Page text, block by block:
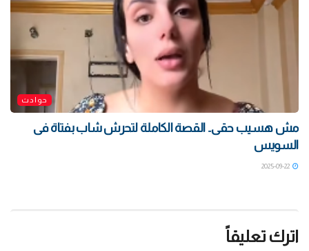
حوادث
مش هسيب حقى.. القصة الكاملة لتحرش شاب بفتاة فى
السويس
اترك تعليقاً